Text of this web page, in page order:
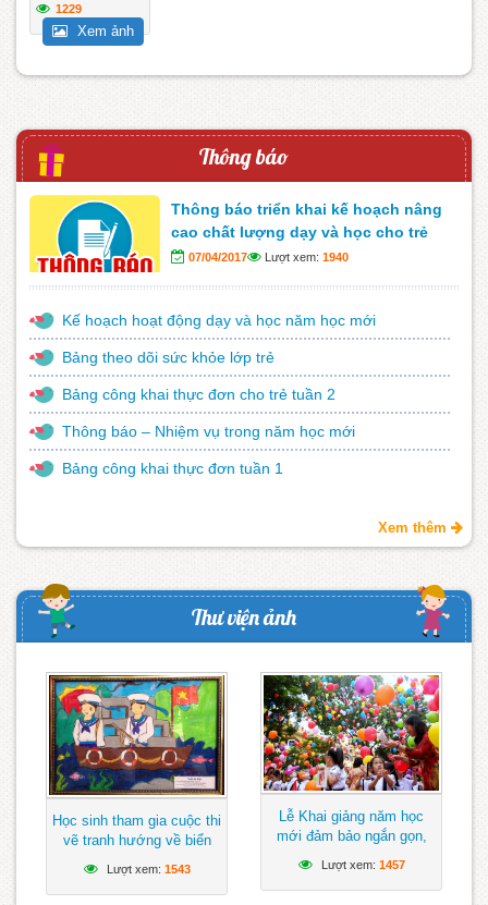
1229
Xem ảnh
Thông báo
Thông báo triển khai kế hoạch nâng
cao chất lượng dạy và học cho trẻ
07/04/2017 Lượt xem: 1940
Kế hoạch hoạt động dạy và học năm học mới
Bảng theo dõi sức khỏe lớp trẻ
Bảng công khai thực đơn cho trẻ tuần 2
Thông báo – Nhiệm vụ trong năm học mới
Bảng công khai thực đơn tuần 1
Xem thêm
Thư viện ảnh
Học sinh tham gia cuộc thi
vẽ tranh hướng về biển
Lượt xem: 1543
Lễ Khai giảng năm học
mới đảm bảo ngắn gọn,
Lượt xem: 1457